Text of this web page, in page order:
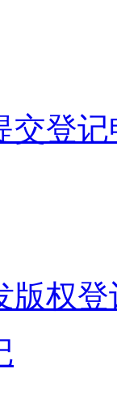
交登记
版权